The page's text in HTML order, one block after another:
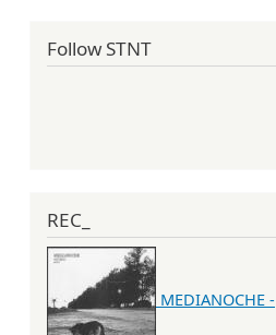
Follow STNT
REC_
MEDIANOCHE -